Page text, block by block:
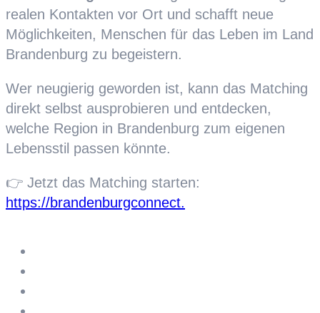
realen Kontakten vor Ort und schafft neue
Möglichkeiten, Menschen für das Leben im Land
Brandenburg zu begeistern.
Wer neugierig geworden ist, kann das Matching
direkt selbst ausprobieren und entdecken,
welche Region in Brandenburg zum eigenen
Lebensstil passen könnte.
👉 Jetzt das Matching starten:
https://brandenburgconnect.